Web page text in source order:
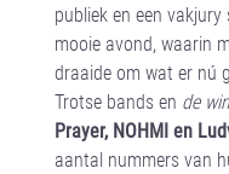
publiek en een
mooie avond, waarin
draaide om wat er nú
Trotse bands en de
Prayer, NOHMI en
aantal nummers van